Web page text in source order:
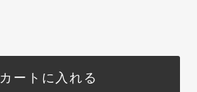
カートに入れる